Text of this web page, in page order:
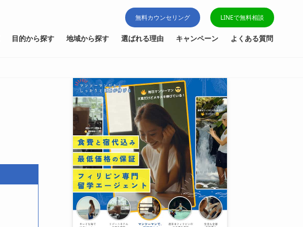
無料カウンセリング LINEで無料相談
目的から探す 地域から探す 選ばれる理由 キャンペーン よくある質問